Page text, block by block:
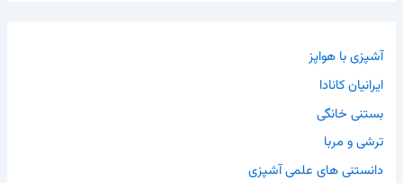
آشپزی با هواپز
ایرانیان کانادا
بستنی خانگی
ترشی و مربا
دانستنی های علمی آشپزی